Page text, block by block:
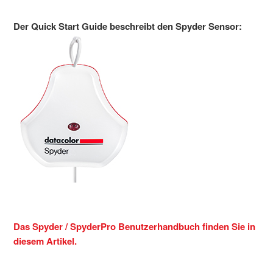
Der Quick Start Guide beschreibt den Spyder Sensor:
Das Spyder / SpyderPro Benutzerhandbuch finden Sie in
diesem Artikel.